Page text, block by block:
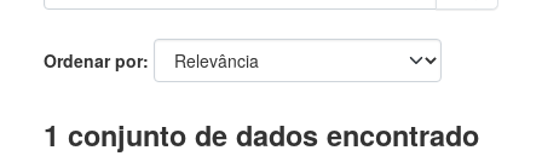
Ordenar por
1 conjunto de dados encontrado